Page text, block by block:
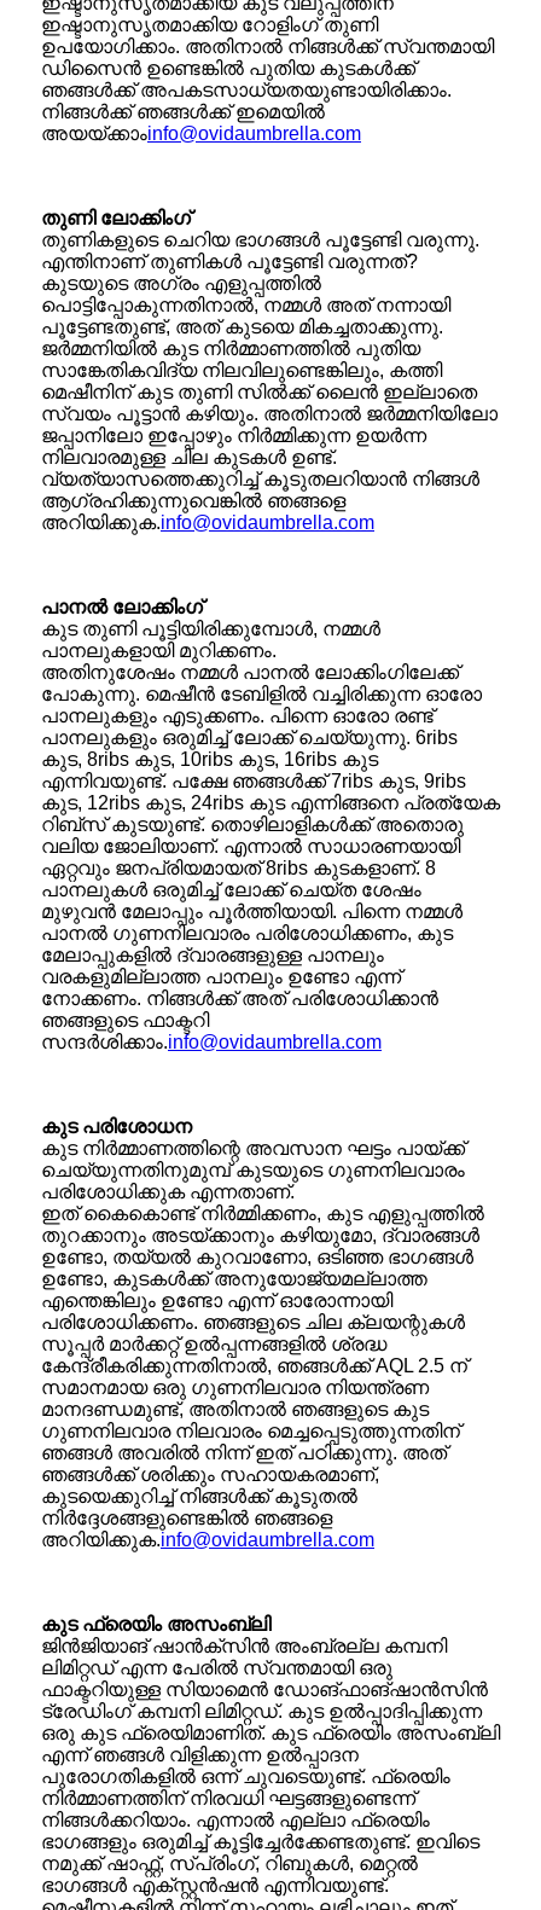
ഇഷ്ടാനുസൃതമാക്കിയ റോളിംഗ് തുണി
ഉപയോഗിക്കാം. അതിനാൽ നിങ്ങൾക്ക് സ്വന്തമായി
ഡിസൈൻ ഉണ്ടെങ്കിൽ പുതിയ കുടകൾക്ക്
ഞങ്ങൾക്ക് അപകടസാധ്യതയുണ്ടായിരിക്കാം.
നിങ്ങൾക്ക് ഞങ്ങൾക്ക് ഇമെയിൽ
അയയ്ക്കാംinfo@ovidaumbrella.com
തുണി ലോക്കിംഗ്
തുണികളുടെ ചെറിയ ഭാഗങ്ങൾ പൂട്ടേണ്ടി വരുന്നു.
എന്തിനാണ് തുണികൾ പൂട്ടേണ്ടി വരുന്നത്?
കുടയുടെ അഗ്രം എളുപ്പത്തിൽ
പൊട്ടിപ്പോകുന്നതിനാൽ, നമ്മൾ അത് നന്നായി
പൂട്ടേണ്ടതുണ്ട്, അത് കുടയെ മികച്ചതാക്കുന്നു.
ജർമ്മനിയിൽ കുട നിർമ്മാണത്തിൽ പുതിയ
സാങ്കേതികവിദ്യ നിലവിലുണ്ടെങ്കിലും, കത്തി
മെഷീനിന് കുട തുണി സിൽക്ക് ലൈൻ ഇല്ലാതെ
സ്വയം പൂട്ടാൻ കഴിയും. അതിനാൽ ജർമ്മനിയിലോ
ജപ്പാനിലോ ഇപ്പോഴും നിർമ്മിക്കുന്ന ഉയർന്ന
നിലവാരമുള്ള ചില കുടകൾ ഉണ്ട്.
വ്യത്യാസത്തെക്കുറിച്ച് കൂടുതലറിയാൻ നിങ്ങൾ
ആഗ്രഹിക്കുന്നുവെങ്കിൽ ഞങ്ങളെ
അറിയിക്കുക.info@ovidaumbrella.com
പാനൽ ലോക്കിംഗ്
കുട തുണി പൂട്ടിയിരിക്കുമ്പോൾ, നമ്മൾ
പാനലുകളായി മുറിക്കണം.
അതിനുശേഷം നമ്മൾ പാനൽ ലോക്കിംഗിലേക്ക്
പോകുന്നു. മെഷീൻ ടേബിളിൽ വച്ചിരിക്കുന്ന ഓരോ
പാനലുകളും എടുക്കണം. പിന്നെ ഓരോ രണ്ട്
പാനലുകളും ഒരുമിച്ച് ലോക്ക് ചെയ്യുന്നു. 6ribs
കുട, 8ribs കുട, 10ribs കുട, 16ribs കുട
എന്നിവയുണ്ട്. പക്ഷേ ഞങ്ങൾക്ക് 7ribs കുട, 9ribs
കുട, 12ribs കുട, 24ribs കുട എന്നിങ്ങനെ പ്രത്യേക
റിബ്സ് കുടയുണ്ട്. തൊഴിലാളികൾക്ക് അതൊരു
വലിയ ജോലിയാണ്. എന്നാൽ സാധാരണയായി
ഏറ്റവും ജനപ്രിയമായത് 8ribs കുടകളാണ്. 8
പാനലുകൾ ഒരുമിച്ച് ലോക്ക് ചെയ്ത ശേഷം
മുഴുവൻ മേലാപ്പും പൂർത്തിയായി. പിന്നെ നമ്മൾ
പാനൽ ഗുണനിലവാരം പരിശോധിക്കണം, കുട
മേലാപ്പുകളിൽ ദ്വാരങ്ങളുള്ള പാനലും
വരകളുമില്ലാത്ത പാനലും ഉണ്ടോ എന്ന്
നോക്കണം. നിങ്ങൾക്ക് അത് പരിശോധിക്കാൻ
ഞങ്ങളുടെ ഫാക്ടറി
സന്ദർശിക്കാം.info@ovidaumbrella.com
കുട പരിശോധന
കുട നിർമ്മാണത്തിന്റെ അവസാന ഘട്ടം പായ്ക്ക്
ചെയ്യുന്നതിനുമുമ്പ് കുടയുടെ ഗുണനിലവാരം
പരിശോധിക്കുക എന്നതാണ്.
ഇത് കൈകൊണ്ട് നിർമ്മിക്കണം, കുട എളുപ്പത്തിൽ
തുറക്കാനും അടയ്ക്കാനും കഴിയുമോ, ദ്വാരങ്ങൾ
ഉണ്ടോ, തയ്യൽ കുറവാണോ, ഒടിഞ്ഞ ഭാഗങ്ങൾ
ഉണ്ടോ, കുടകൾക്ക് അനുയോജ്യമല്ലാത്ത
എന്തെങ്കിലും ഉണ്ടോ എന്ന് ഓരോന്നായി
പരിശോധിക്കണം. ഞങ്ങളുടെ ചില ക്ലയന്റുകൾ
സൂപ്പർ മാർക്കറ്റ് ഉൽപ്പന്നങ്ങളിൽ ശ്രദ്ധ
കേന്ദ്രീകരിക്കുന്നതിനാൽ, ഞങ്ങൾക്ക് AQL 2.5 ന്
സമാനമായ ഒരു ഗുണനിലവാര നിയന്ത്രണ
മാനദണ്ഡമുണ്ട്, അതിനാൽ ഞങ്ങളുടെ കുട
ഗുണനിലവാര നിലവാരം മെച്ചപ്പെടുത്തുന്നതിന്
ഞങ്ങൾ അവരിൽ നിന്ന് ഇത് പഠിക്കുന്നു. അത്
ഞങ്ങൾക്ക് ശരിക്കും സഹായകരമാണ്,
കുടയെക്കുറിച്ച് നിങ്ങൾക്ക് കൂടുതൽ
നിർദ്ദേശങ്ങളുണ്ടെങ്കിൽ ഞങ്ങളെ
അറിയിക്കുക.info@ovidaumbrella.com
കുട ഫ്രെയിം അസംബ്ലി
ജിൻജിയാങ് ഷാൻക്സിൻ അംബ്രല്ല കമ്പനി
ലിമിറ്റഡ് എന്ന പേരിൽ സ്വന്തമായി ഒരു
ഫാക്ടറിയുള്ള സിയാമെൻ ഡോങ്ഫാങ്‌ഷാൻസിൻ
ട്രേഡിംഗ് കമ്പനി ലിമിറ്റഡ്. കുട ഉൽപ്പാദിപ്പിക്കുന്ന
ഒരു കുട ഫ്രെയിമാണിത്. കുട ഫ്രെയിം അസംബ്ലി
എന്ന് ഞങ്ങൾ വിളിക്കുന്ന ഉൽപ്പാദന
പുരോഗതികളിൽ ഒന്ന് ചുവടെയുണ്ട്. ഫ്രെയിം
നിർമ്മാണത്തിന് നിരവധി ഘട്ടങ്ങളുണ്ടെന്ന്
നിങ്ങൾക്കറിയാം. എന്നാൽ എല്ലാ ഫ്രെയിം
ഭാഗങ്ങളും ഒരുമിച്ച് കൂട്ടിച്ചേർക്കേണ്ടതുണ്ട്. ഇവിടെ
നമുക്ക് ഷാഫ്റ്റ്, സ്പ്രിംഗ്, റിബുകൾ, മെറ്റൽ
ഭാഗങ്ങൾ എക്സ്റ്റൻഷൻ എന്നിവയുണ്ട്.